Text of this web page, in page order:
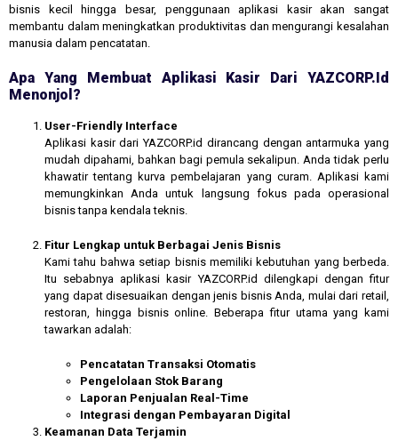
bisnis kecil hingga besar, penggunaan aplikasi kasir akan sangat
membantu dalam meningkatkan produktivitas dan mengurangi kesalahan
manusia dalam pencatatan.
Apa Yang Membuat Aplikasi Kasir Dari YAZCORP.id
Menonjol?
User-Friendly Interface
Aplikasi kasir dari YAZCORP.id dirancang dengan antarmuka yang
mudah dipahami, bahkan bagi pemula sekalipun. Anda tidak perlu
khawatir tentang kurva pembelajaran yang curam. Aplikasi kami
memungkinkan Anda untuk langsung fokus pada operasional
bisnis tanpa kendala teknis.
Fitur Lengkap untuk Berbagai Jenis Bisnis
Kami tahu bahwa setiap bisnis memiliki kebutuhan yang berbeda.
Itu sebabnya aplikasi kasir YAZCORP.id dilengkapi dengan fitur
yang dapat disesuaikan dengan jenis bisnis Anda, mulai dari retail,
restoran, hingga bisnis online. Beberapa fitur utama yang kami
tawarkan adalah:
Pencatatan Transaksi Otomatis
Pengelolaan Stok Barang
Laporan Penjualan Real-Time
Integrasi dengan Pembayaran Digital
Keamanan Data Terjamin